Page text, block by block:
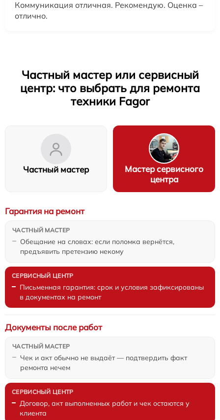
Коммуникация отличная. Рекомендую. Оценка –
отлично.
Частный мастер или сервисный
центр: что выбрать для ремонта
техники Fagor
Частный мастер
Мастер сервисного
центра
Обещание на словах: если поломка вернётся,
предъявить претензию некому
Гарантия на ремонт
Письменная гарантия: срок и условия зафиксированы
в документах на ремонт
Чек и акт обычно не выдаёт — подтвердить факт
ремонта нечем
Документы после работ
Договор, акт выполненных работ и чек остаются у
клиента